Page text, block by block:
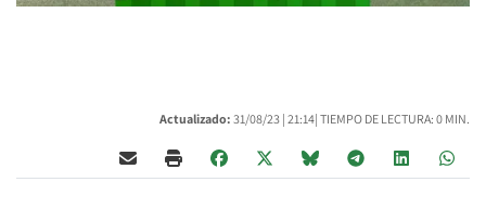
Actualizado: 31/08/23 | 21:14| TIEMPO DE LECTURA: 0 MIN.